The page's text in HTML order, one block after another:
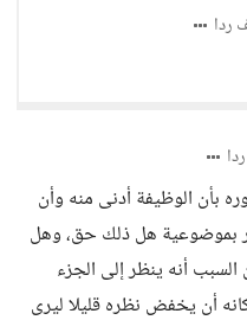
ردا
الوظيفة أدنى منه وأن
بموضوعية هل ذلك حق، وهل
أنه ينظر إلى الجزء
أن يخفض نظره قليلا ليرى